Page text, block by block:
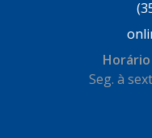
Seg. à